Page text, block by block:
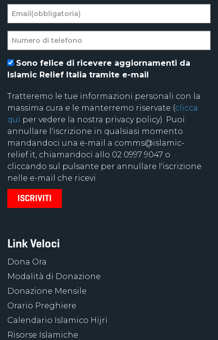
Sono felice di ricevere aggiornamenti da
Islamic Relief Italia tramite e-mail
Tratteremo le tue informazioni personali con la
massima cura e le manterremo riservate (clicca
qui per vedere la nostra privacy policy). Puoi
annullare l'iscrizione in qualsiasi momento
mandandoci una e-mail a comms@islamic-
relief.it, chiamandoci allo 02 0997 9047 o
cliccando sul pulsante per annullare l'iscrizione
nelle e-mail che ricevi
Link Veloci
Dona Ora
Modalità di Donazione
Donazione Mensile
Orario Preghiere
Calendario Islamico Hijri
Risorse Islamiche